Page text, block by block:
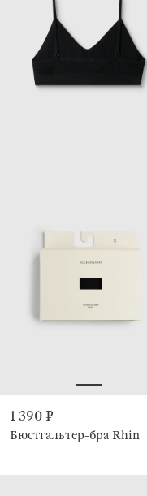
1 390 ₽
Бюстгальтер-бра Rhin